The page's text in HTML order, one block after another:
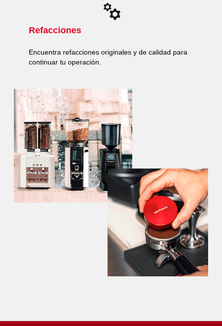
Refacciones
Encuentra refacciones originales y de calidad para
continuar tu operación.